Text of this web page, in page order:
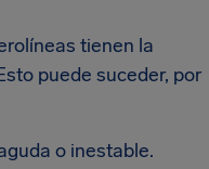
tienen la
puede suceder, por
o inestable.